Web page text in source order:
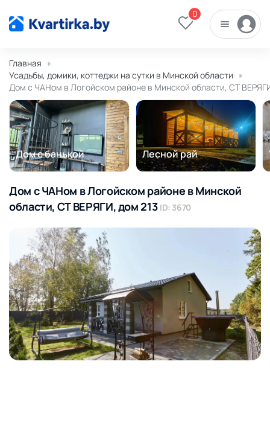
0
Главная
Усадьбы, домики, коттеджи на сутки в Минской области
Дом с ЧАНом в Логойском районе в Минской области, СТ
Дом с банькой Лесной рай
Дом с ЧАНом в Логойском районе в Минской
области, СТ ВЕРЯГИ, дом 213 ID: 3670